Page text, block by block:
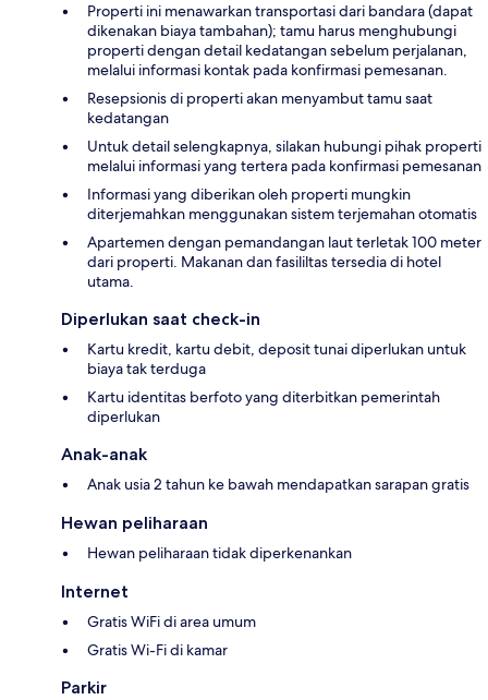
Properti ini menawarkan transportasi dari bandara (dapat
dikenakan biaya tambahan); tamu harus menghubungi
properti dengan detail kedatangan sebelum perjalanan,
melalui informasi kontak pada konfirmasi pemesanan.
Resepsionis di properti akan menyambut tamu saat
kedatangan
Untuk detail selengkapnya, silakan hubungi pihak properti
melalui informasi yang tertera pada konfirmasi pemesanan
Informasi yang diberikan oleh properti mungkin
diterjemahkan menggunakan sistem terjemahan otomatis
Apartemen dengan pemandangan laut terletak 100 meter
dari properti. Makanan dan fasililtas tersedia di hotel
utama.
Diperlukan saat check-in
Kartu kredit, kartu debit, deposit tunai diperlukan untuk
biaya tak terduga
Kartu identitas berfoto yang diterbitkan pemerintah
diperlukan
Anak-anak
Anak usia 2 tahun ke bawah mendapatkan sarapan gratis
Hewan peliharaan
Hewan peliharaan tidak diperkenankan
Internet
Gratis WiFi di area umum
Gratis Wi-Fi di kamar
Parkir